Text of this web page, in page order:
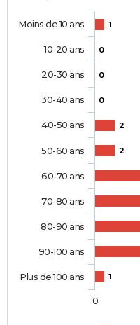
1
0
0
0
2
2
1
Moins de 10 ans
10-20 ans
20-30 ans
30-40 ans
40-50 ans
50-60 ans
60-70 ans
70-80 ans
80-90 ans
90-100 ans
Plus de 100 ans
0